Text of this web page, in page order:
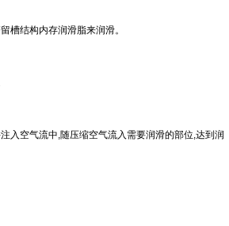
槽结构内存润滑脂来润滑。
入空气流中,随压缩空气流入需要润滑的部位,达到润